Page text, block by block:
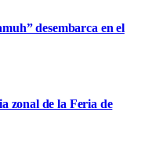
desembarca en el
zonal de la Feria de